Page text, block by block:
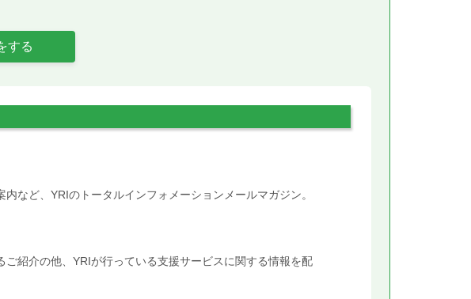
する
など、YRIのトータルインフォメーションメールマガジン。
紹介の他、YRIが行っている支援サービスに関する情報を配